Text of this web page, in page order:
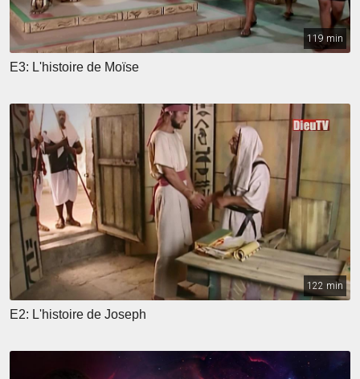
119 min
E3: L'histoire de Moïse
122 min
E2: L'histoire de Joseph